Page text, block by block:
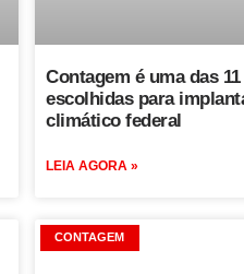
Contagem é uma das
escolhidas para
climático federal
LEIA AGORA »
CONTAGEM